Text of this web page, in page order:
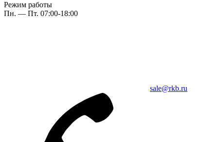
Режим работы
Пн. — Пт. 07:00-18:00
sale@rkb.ru